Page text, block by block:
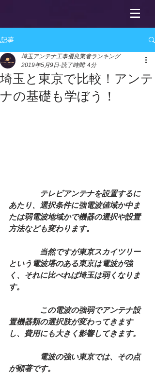
記事
埼玉と東京で比較！アンテ
ナの基礎も学ぼう！
埼玉アンテナ工事優良業者ランキング
2019年5月9日 読了時間: 4分
テレビアンテナを設置するに
あたり、選択条件に強電波値域か中ま
たは弱電波地域かで機器の選択や設置
方法なども変わります。
当然ですが東京スカイツリー
という電波塔のある東京は電波が強
く、それに比べれば埼玉は弱くなりま
す。
この電波の強弱でアンテナ設
置機器類の選択肢が変わってきます
し、費用にも大きく影響してきます。
電波の強い東京では、その点
が顕著です。